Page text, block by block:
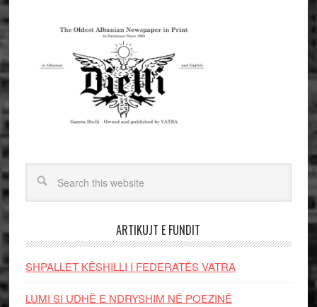
ARTIKUJT E FUNDIT
SHPALLET KËSHILLI I FEDERATËS VATRA
LUMI SI UDHË E NDRYSHIM NË POEZINË